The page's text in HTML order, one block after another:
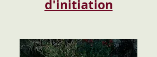
d'initiation